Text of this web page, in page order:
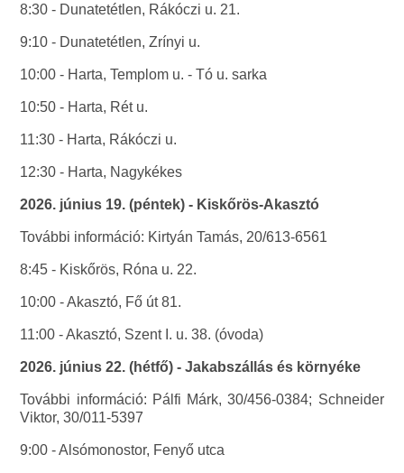
8:30 - Dunatetétlen, Rákóczi u. 21.
9:10 - Dunatetétlen, Zrínyi u.
10:00 - Harta, Templom u. - Tó u. sarka
10:50 - Harta, Rét u.
11:30 - Harta, Rákóczi u.
12:30 - Harta, Nagykékes
2026. június 19. (péntek) - Kiskőrös-Akasztó
További információ: Kirtyán Tamás, 20/613-6561
8:45 - Kiskőrös, Róna u. 22.
10:00 - Akasztó, Fő út 81.
11:00 - Akasztó, Szent I. u. 38. (óvoda)
2026. június 22. (hétfő) - Jakabszállás és környéke
További információ: Pálfi Márk, 30/456-0384; Schneider
Viktor, 30/011-5397
9:00 - Alsómonostor, Fenyő utca